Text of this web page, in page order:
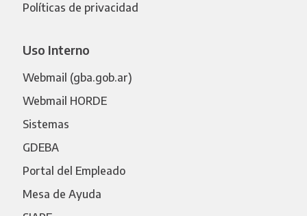
Políticas de privacidad
Uso Interno
Webmail (gba.gob.ar)
Webmail HORDE
Sistemas
GDEBA
Portal del Empleado
Mesa de Ayuda